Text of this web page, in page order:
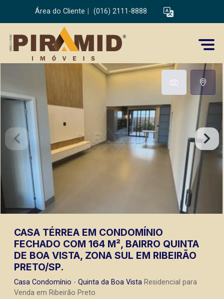
Área do Cliente (016) 2111-8888
CASA TÉRREA EM CONDOMÍNIO
FECHADO COM 164 M², BAIRRO QUINTA
DE BOA VISTA, ZONA SUL EM RIBEIRÃO
PRETO/SP.
Casa Condomínio - Quinta da Boa Vista Residencial para
Venda em Ribeirão Preto